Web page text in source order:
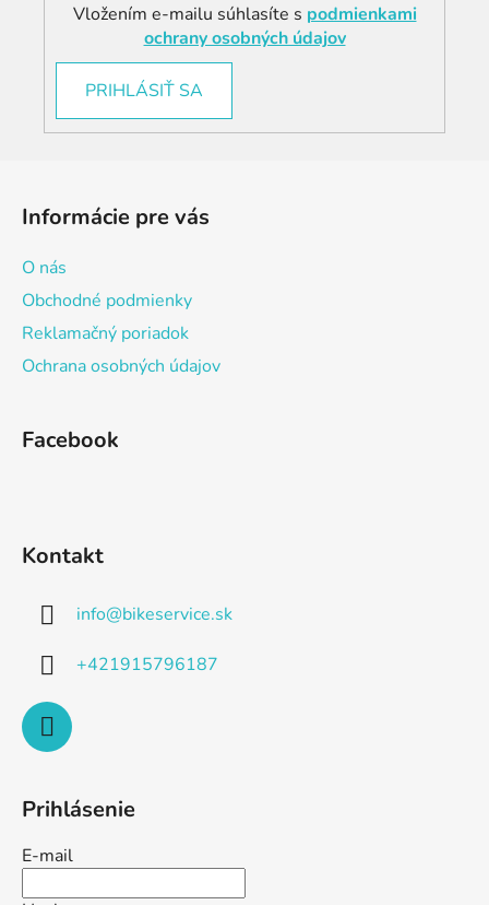
Vložením e-mailu súhlasíte s podmienkami
ochrany osobných údajov
PRIHLÁSIŤ SA
Informácie pre vás
O nás
Obchodné podmienky
Reklamačný poriadok
Ochrana osobných údajov
Facebook
Kontakt
info@bikeservice.sk
+421915796187
Prihlásenie
E-mail